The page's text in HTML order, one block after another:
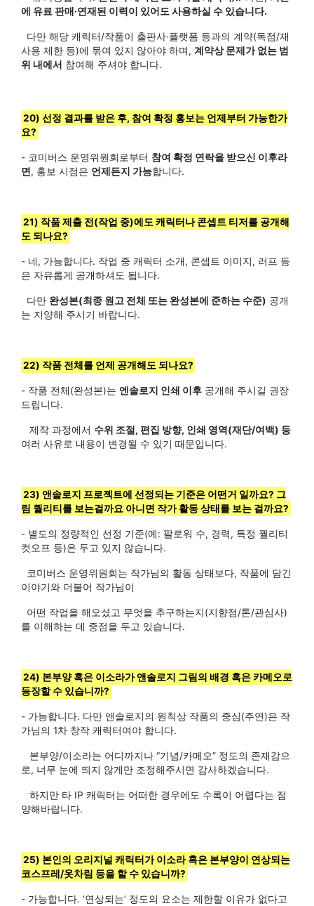
에 유료 판매·연재된 이력이 있어도 사용하실 수 있습니다.
다만 해당 캐릭터/작품이 출판사·플랫폼 등과의 계약(독점/재
사용 제한 등)에 묶여 있지 않아야 하며, 계약상 문제가 없는 범
위 내에서 참여해 주셔야 합니다.
20) 선정 결과를 받은 후, 참여 확정 홍보는 언제부터 가능한가
요?
- 코미버스 운영위원회로부터 참여 확정 연락을 받으신 이후라
면 , 홍보 시점은 언제든지 가능합니다.
21) 작품 제출 전(작업 중)에도 캐릭터나 콘셉트 티저를 공개해
도 되나요?
- 네, 가능합니다. 작업 중 캐릭터 소개, 콘셉트 이미지, 러프 등
은 자유롭게 공개하셔도 됩니다.
다만 완성본(최종 원고 전체 또는 완성본에 준하는 수준) 공개
는 지양해 주시기 바랍니다.
22) 작품 전체를 언제 공개해도 되나요?
- 작품 전체(완성본)는 엔솔로지 인쇄 이후 공개해 주시길 권장
드립니다.
제작 과정에서 수위 조절, 편집 방향, 인쇄 영역(재단/여백) 등
여러 사유로 내용이 변경될 수 있기 때문입니다.
23) 앤솔로지 프로젝트에 선정되는 기준은 어떤거 일까요? 그
림 퀄리티를 보는걸까요 아니면 작가 활동 상태를 보는 걸까요?
- 별도의 정량적인 선정 기준(예: 팔로워 수, 경력, 특정 퀄리티
컷오프 등)은 두고 있지 않습니다.
코미버스 운영위원회는 작가님의 활동 상태보다, 작품에 담긴
이야기와 더불어 작가님이
어떤 작업을 해오셨고 무엇을 추구하는지(지향점/톤/관심사)
를 이해하는 데 중점을 두고 있습니다.
24) 본부양 혹은 이소라가 앤솔로지 그림의 배경 혹은 카메오로
등장할 수 있습니까?
- 가능합니다. 다만 앤솔로지의 원칙상 작품의 중심(주연)은 작
가님의 1차 창작 캐릭터여야 합니다.
본부양/이소라는 어디까지나 “기념/카메오” 정도의 존재감으
로, 너무 눈에 띄지 않게만 조정해주시면 감사하겠습니다.
하지만 타 IP 캐릭터는 어떠한 경우에도 수록이 어렵다는 점
양해바랍니다.
25) 본인의 오리지널 캐릭터가 이소라 혹은 본부양이 연상되는
코스프레/옷차림 등을 할 수 있습니까?
- 가능합니다. ‘연상되는’ 정도의 요소는 제한할 이유가 없다고